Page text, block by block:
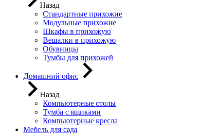
Назад
Стандартные прихожие
Модульные прихожие
Шкафы в прихожую
Вешалки в прихожую
Обувницы
Тумбы для прихожей
Домашний офис
Назад
Компьютерные столы
Тумба с ящиками
Компьютерные кресла
Мебель для сада